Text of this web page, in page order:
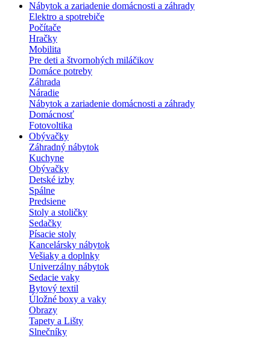
Nábytok a zariadenie domácnosti a záhrady
Elektro a spotrebiče
Počítače
Hračky
Mobilita
Pre deti a štvornohých miláčikov
Domáce potreby
Záhrada
Náradie
Nábytok a zariadenie domácnosti a záhrady
Domácnosť
Fotovoltika
Obývačky
Záhradný nábytok
Kuchyne
Obývačky
Detské izby
Spálne
Predsiene
Stoly a stoličky
Sedačky
Písacie stoly
Kancelársky nábytok
Vešiaky a doplnky
Univerzálny nábytok
Sedacie vaky
Bytový textil
Úložné boxy a vaky
Obrazy
Tapety a Lišty
Slnečníky